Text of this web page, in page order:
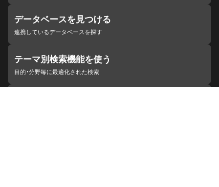
データベースを見つける
連携しているデータベースを探す
テーマ別検索機能を使う
目的・分野毎に最適化された検索